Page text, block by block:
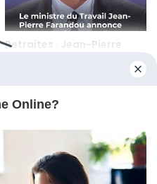
Retraites : Jean-Pierre
Psicologia Plus
de confidentialité